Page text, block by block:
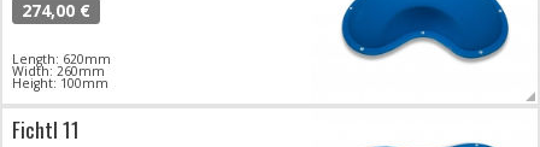
274,00 €
Length: 620mm
Width: 260mm
Height: 100mm
Fichtl 11